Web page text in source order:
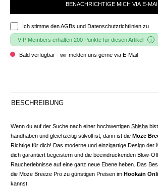
BENACHRICHTIGE MICH VIA E-MAIL
Ich stimme denAGBs und Datenschutzrichtlinien zu
VIP Members erhalten 200 Punkte für diesen Artikel
Bald verfügbar - wir melden uns gerne via E-Mail
BESCHREIBUNG
Wenn du auf der Suche nach einer hochwertigen Shisha
handhaben und gleichzeitig stilvoll ist, dann ist die Moze
Richtige für dich! Das moderne und einzigartige Design der
dich garantiert begeistern und die beeindruckenden Blow-
Raucherlebnisse auf eine ganz neue Ebene heben. Das
die Moze Breeze Pro zu günstigen Preisen im Hookain
kannst.